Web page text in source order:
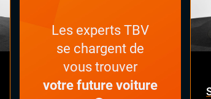
Les experts TBV
se chargent de
vous trouver
votre future voiture